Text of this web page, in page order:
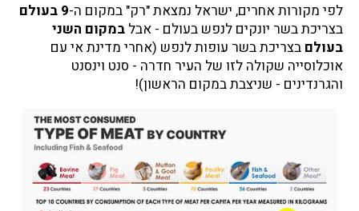
לפי מקורות אחרים, ישראל נמצאת "רק" במקום ה-9 בעולם
בצריכת בשר יונקים לנפש בעולם - אבל במקום השני
בעולם בצריכת בשר עופות לנפש (אחרי מדינת אי עם
אוכלוסייה שקולה לזו של העיר חדרה - סנט וינסנט
והגרנדינים - שניצבת במקום הראשון)!